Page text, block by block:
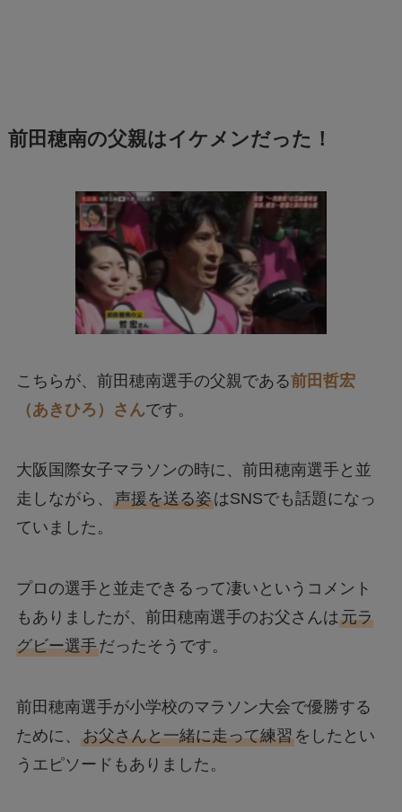
前田穂南の父親はイケメンだった！
こちらが、前田穂南選手の父親である前田哲宏
（あきひろ）さんです。
大阪国際女子マラソンの時に、前田穂南選手と並
走しながら、 声援を送る姿はSNSでも話題になっ
ていました。
プロの選手と並走できるって凄いというコメント
もありましたが、前田穂南選手のお父さんは元ラ
グビー選手だったそうです。
前田穂南選手が小学校のマラソン大会で優勝する
ために、 お父さんと一緒に走って練習をしたとい
うエピソードもありました。